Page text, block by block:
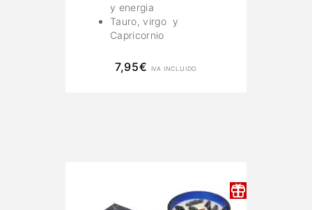
y energia
Tauro, virgo y
Capricornio
7,95€ IVA INCLUIDO